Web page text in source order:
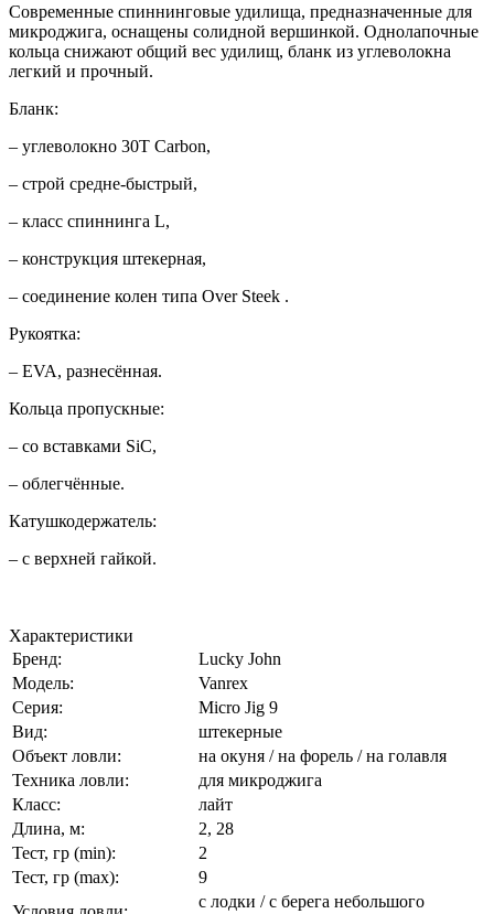
Современные спиннинговые удилища, предназначенные для
микроджига, оснащены солидной вершинкой. Однолапочные
кольца снижают общий вес удилищ, бланк из углеволокна
легкий и прочный.
Бланк:
– углеволокно 30T Carbon,
– строй средне-быстрый,
– класс спиннинга L,
– конструкция штекерная,
– соединение колен типа Over Steek .
Рукоятка:
– EVA, разнесённая.
Кольца пропускные:
– со вставками SiC,
– облегчённые.
Катушкодержатель:
– с верхней гайкой.
Характеристики
Бренд:
Lucky John
Модель:
Vanrex
Серия:
Micro Jig 9
Вид:
штекерные
Объект ловли:
на окуня / на форель / на голавля
Техника ловли:
для микроджига
Класс:
лайт
Длина, м:
2, 28
Тест, гр (min):
2
Тест, гр (max):
9
с лодки / с берега небольшого